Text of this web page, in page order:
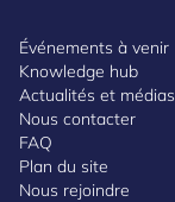
Événements à venir
Knowledge hub
Actualités et médias
Nous contacter
FAQ
Plan du site
Nous rejoindre